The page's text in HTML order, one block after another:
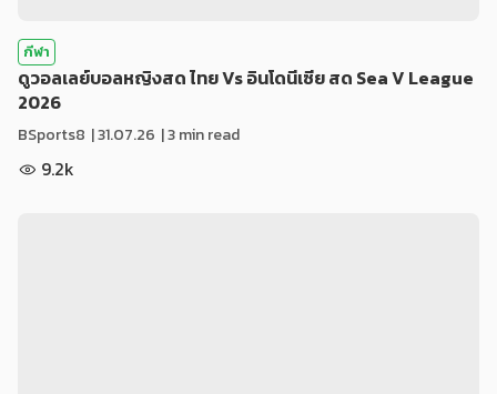
กีฬา
ดูวอลเลย์บอลหญิงสด ไทย Vs อินโดนีเซีย สด Sea V League
2026
BSports8 |31.07.26 | 3 min read
9.2k